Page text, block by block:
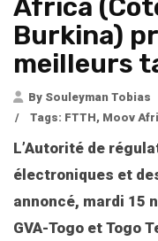
Africa
Burkina)
meilleurs
By Souleyman Tobias
/
Tags: FTTH, Moov
L’Autorité de
électroniques et
annoncé, mardi 15
GVA-Togo et Togo